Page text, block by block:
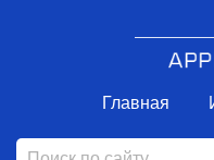
Главная